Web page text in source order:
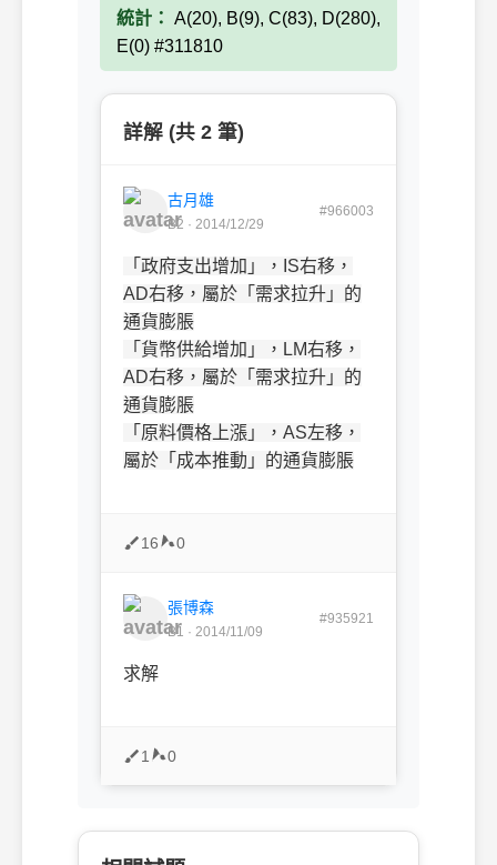
統計： A(20), B(9), C(83), D(280),
E(0) #311810
詳解 (共 2 筆)
古月雄
B2 · 2014/12/29
#966003
「政府支出增加」，IS右移，
AD右移，屬於 「需求拉升」的
通貨膨脹
「貨幣供給增加」
，LM右移，
AD右移，屬於 「需求拉升」的
通貨膨脹
「原料價格上漲」，AS左移，
屬於 「 成本推動 」的通貨膨脹
16 0
張博森
B1 · 2014/11/09
#935921
求解
1 0